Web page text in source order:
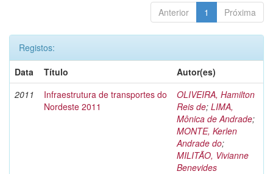
Anterior 1 Próxima
Registos:
Data
Título
Autor(es)
2011
Infraestrutura de transportes do
Nordeste 2011
OLIVEIRA, Hamilton
Reis de; LIMA,
Mônica de Andrade;
MONTE, Kerlen
Andrade do;
MILITÃO, Vivianne
Benevides